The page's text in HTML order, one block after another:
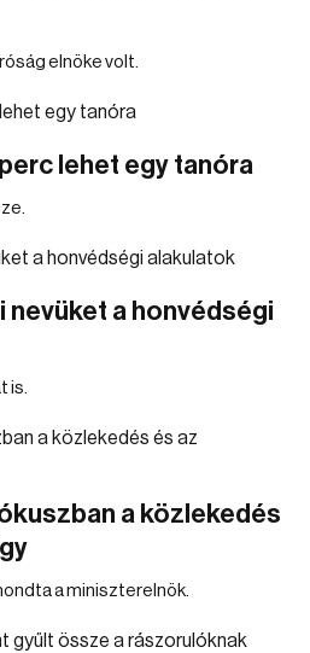
elnöke volt.
lehet egy tanóra
nevüket a honvédségi
is.
a közlekedés
a miniszterelnök.